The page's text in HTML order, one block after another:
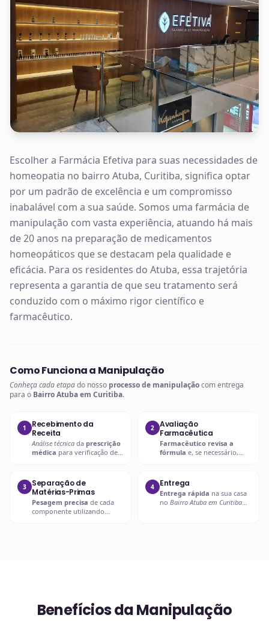
Escolher a Farmácia Efetiva para suas necessidades de
homeopatia no bairro Atuba, Curitiba, significa optar
por um padrão de excelência e um compromisso
inabalável com a sua saúde. Somos uma farmácia de
manipulação com vasta experiência, atuando há mais
de 20 anos na preparação de medicamentos
homeopáticos que se destacam pela qualidade e
eficácia. Para os residentes do Atuba, essa trajetória
representa a garantia de que seu tratamento será
conduzido com o máximo rigor científico e
farmacêutico.
Como Funciona a Manipulação
Conheça cada etapado nosso processo de manipulaçãocom entrega
para o Bairro Atuba em Curitiba.
1
Recebimento da
Receita
Análise técnica da prescrição
médica para verificação de
2
Avaliação
Farmacêutica
Farmacêutico revisa a
fórmula e, se necessário,
esclarecimentos.
3
Separação de
Matérias-Primas
Pesagem precisa de cada
componente utilizando
4 Entrega
Entrega rápida na sua casa
no Bairro Atuba em Curitiba
Benefícios da Manipulação